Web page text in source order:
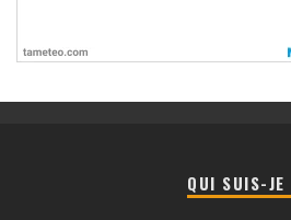
QUI SUIS-JE